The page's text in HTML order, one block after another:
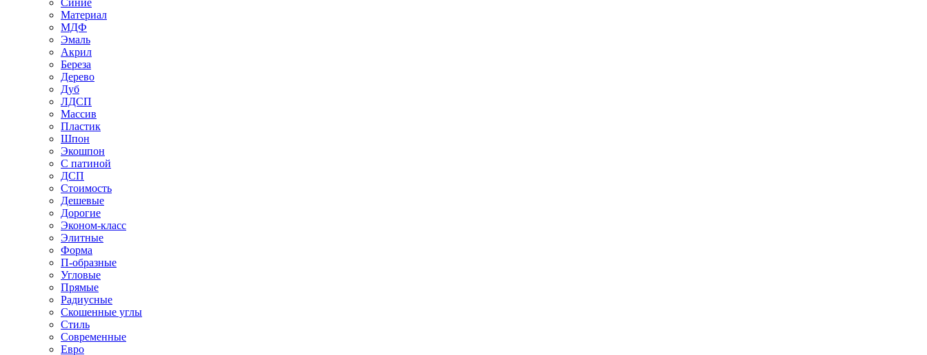
Материал
МДФ
Эмаль
Акрил
Береза
Дерево
Дуб
ЛДСП
Массив
Пластик
Шпон
Экошпон
С патиной
ДСП
Стоимость
Дешевые
Дорогие
Эконом-класс
Элитные
Форма
П-образные
Угловые
Прямые
Радиусные
Скошенные углы
Стиль
Современные
Евро